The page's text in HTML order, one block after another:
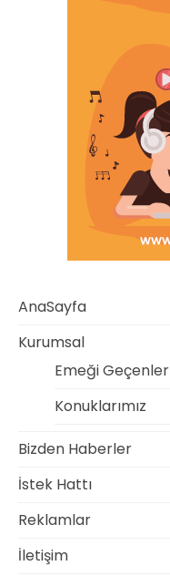
AnaSayfa
Kurumsal
Emeği Geçenler
Konuklarımız
Bizden Haberler
İstek Hattı
Reklamlar
İletişim